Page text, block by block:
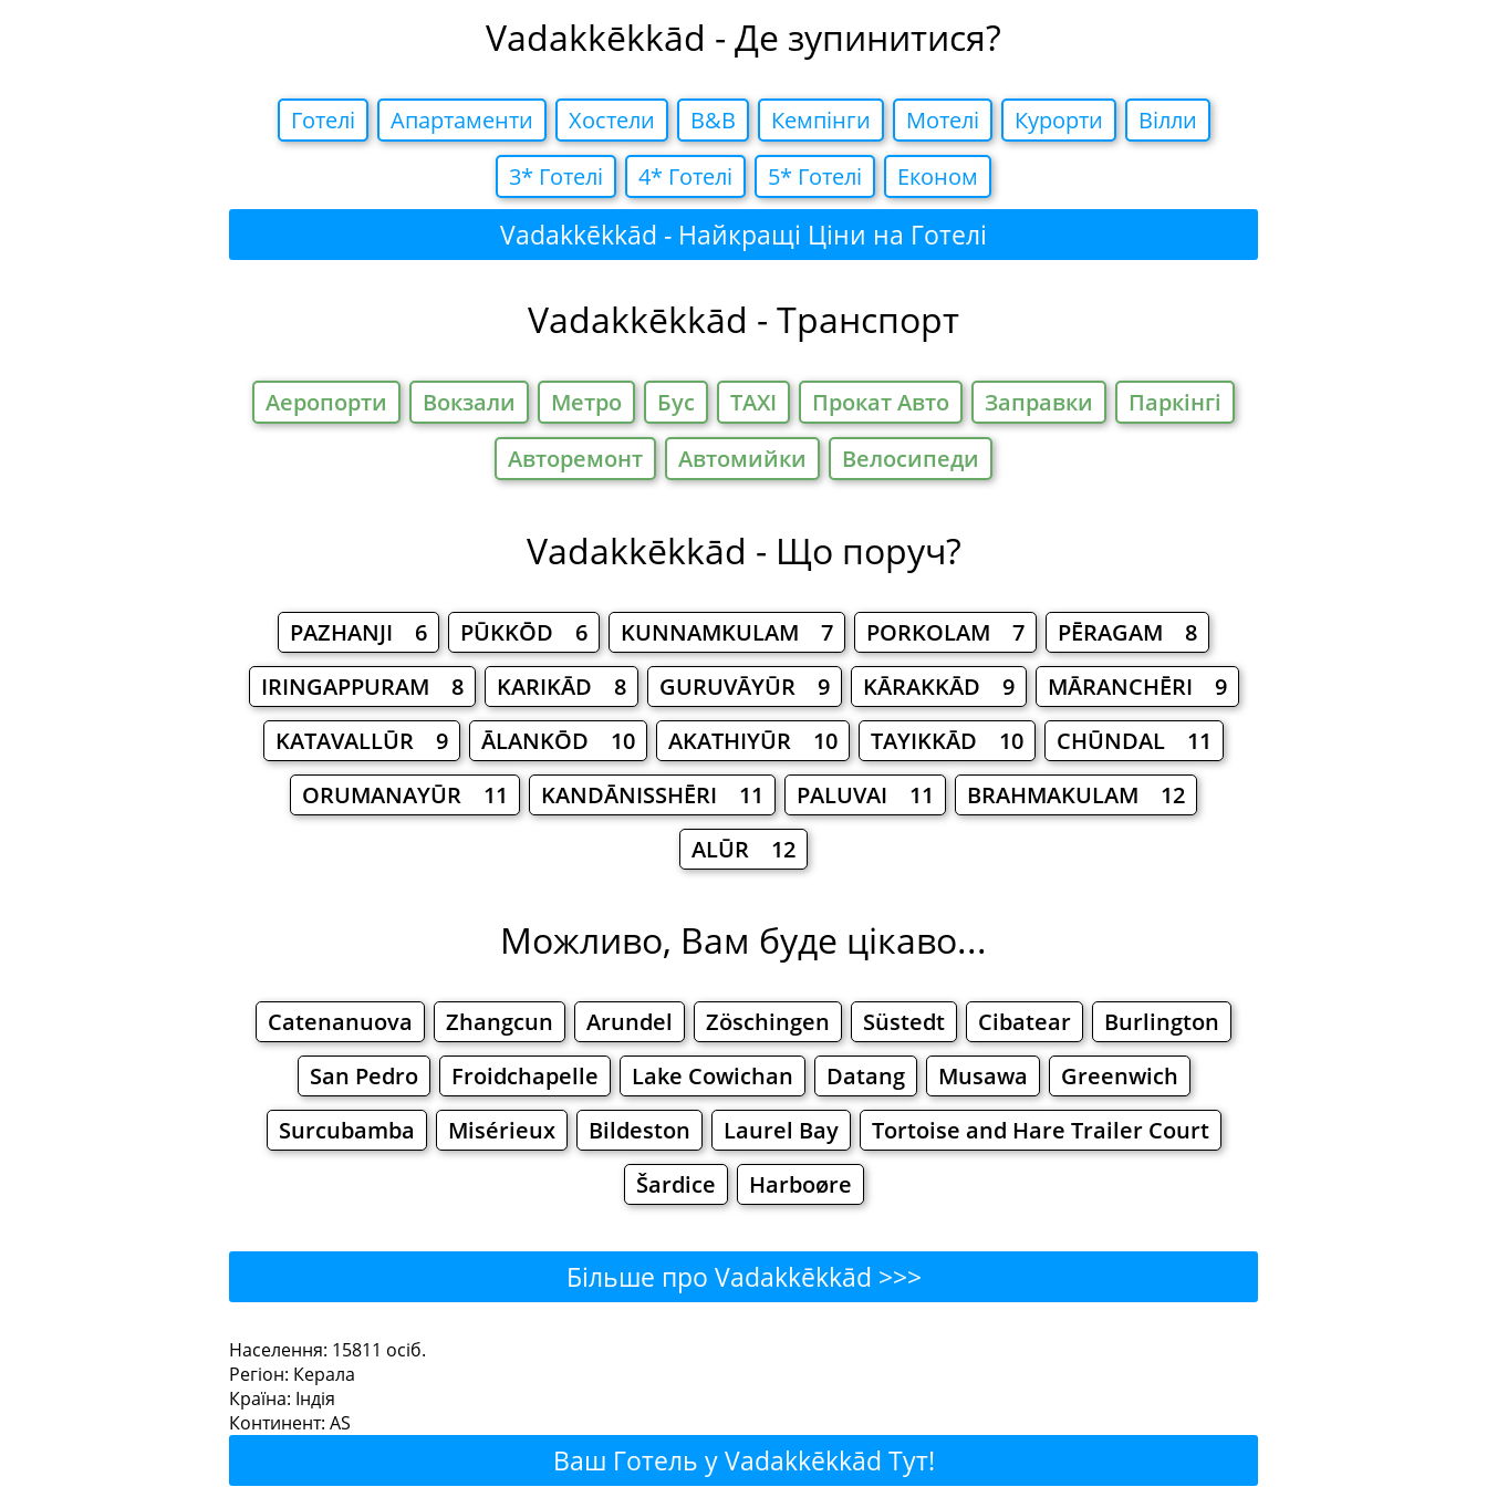
Vadakkēkkād - Де зупинитися?
Готелi Апартаменти Хостели B&B Кемпiнги Мотелi Курорти
Вiлли
3* Готелi
4* Готелi 5* Готелi Економ
Vadakkēkkād - Найкращі Ціни на Готелі
Vadakkēkkād - Транспорт
Аеропорти Вокзали Метро Бус TAXI Прокат Авто Заправки
Паркiнгi
Авторемонт
Автомийки Велосипеди
Vadakkēkkād - Що поруч?
PAZHANJI 6 PŪKKŌD 6 KUNNAMKULAM 7 PORKOLAM 7
PĒRAGAM 8
IRINGAPPURAM 8
KARIKĀD 8 GURUVĀYŪR 9 KĀRAKKĀD 9
MĀRANCHĒRI 9
KATAVALLŪR 9
ĀLANKŌD 10 AKATHIYŪR 10 TAYIKKĀD 10
CHŪNDAL 11
ORUMANAYŪR 11
KANDĀNISSHĒRI 11 PALUVAI 11
BRAHMAKULAM 12
ALŪR 12
Можливо, Вам буде цікаво...
Catenanuova Zhangcun Arundel Zöschingen Süstedt Cibatear
Burlington
San Pedro
Froidchapelle Lake Cowichan Datang Musawa
Greenwich
Surcubamba
Misérieux Bildeston Laurel Bay
Tortoise and Hare Trailer Court
Šardice
Harboøre
Більше про Vadakkēkkād >>>
Vadakkēkkād - Де поїсти або перекусити?
Ресторани
Vadakkēkkād - Де купити? Магазини, Шопiнг
Населення: 15811 осiб.
Регiон: Керала
Країна: Індія
Континент: AS
Ваш Готель у Vadakkēkkād Тут!